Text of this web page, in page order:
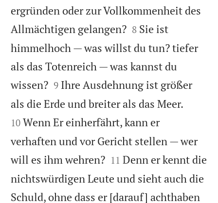
ergründen oder zur Vollkommenheit des
Allmächtigen gelangen?
8 Sie ist
himmelhoch — was willst du tun? tiefer
als das Totenreich — was kannst du
wissen?
9 Ihre Ausdehnung ist größer
als die Erde und breiter als das Meer.
10 Wenn Er einherfährt, kann er
verhaften und vor Gericht stellen — wer
will es ihm wehren?
11 Denn er kennt die
nichtswürdigen Leute und sieht auch die
Schuld, ohne dass er [darauf] achthaben